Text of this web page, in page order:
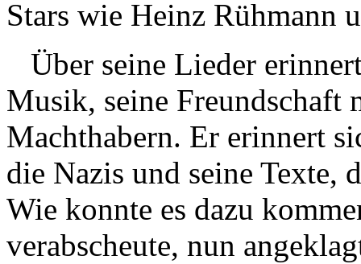
Stars wie Heinz Rühmann
Über seine Lieder
Musik, seine Freundschaft
Machthabern. Er erinnert
die Nazis und seine Texte,
Wie konnte es dazu
verabscheute, nun